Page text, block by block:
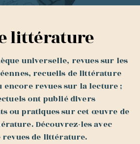
littérature
universelle, revues sur les
recueils de littérature
encore revues sur la lecture ;
ont publié divers
ou pratiques sur cet œuvre de
Découvrez-les avec
de littérature.